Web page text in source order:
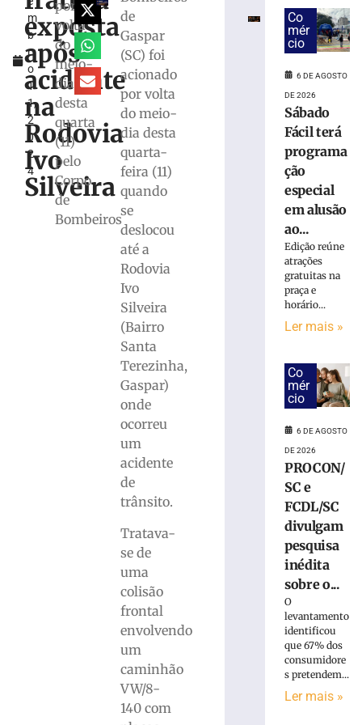
m
b
r
o
1
1,
2
0
2
4
exposta
após
acidente
na
Rodovia
Ivo
Silveira
por
volta
do
meio-
dia
desta
quarta
(11)
pelo
Corpo
de
Bombeiros
de
Gaspar
(SC) foi
acionado
por volta
do meio-
dia desta
quarta-
feira (11)
quando
se
deslocou
até a
Rodovia
Ivo
Silveira
(Bairro
Santa
Terezinha,
Gaspar)
onde
ocorreu
um
acidente
de
trânsito.
Tratava-
se de
uma
colisão
frontal
envolvendo
um
caminhão
VW/8-
140 com
tráfico
atender
ocorrência
violência
doméstica
colidir
contra
Gaspar
Bombeiros
capturam
jararacuçu
Co
mér
cio
6 DE AGOSTO
DE 2026
Sábado
Fácil terá
programa
ção
especial
em alusão
ao...
Edição reúne
atrações
gratuitas na
praça e
horário...
Ler mais »
Co
mér
cio
6 DE AGOSTO
DE 2026
PROCON/
SC e
FCDL/SC
divulgam
pesquisa
inédita
sobre o...
O
levantamento
identificou
que 67% dos
consumidore
s pretendem...
Ler mais »